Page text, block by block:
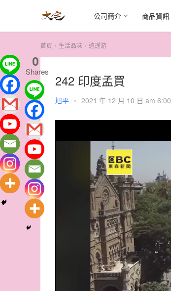
公司簡介 商品資訊
首頁 生活品味 逍遥游
242 印度孟買
旭平 • 2021 年 12 月 10 日 am 6:00
0
Shares